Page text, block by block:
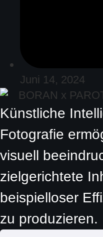
Juni 14, 2024
Künstliche
Fotografie
visuell
zielgerichtete
beispielloser
zu produzieren.